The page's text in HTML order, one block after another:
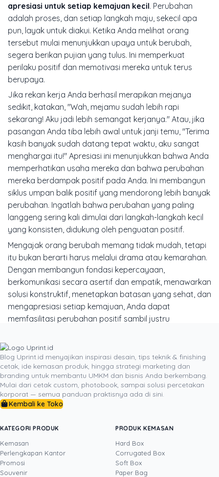
apresiasi untuk setiap kemajuan kecil. Perubahan
adalah proses, dan setiap langkah maju, sekecil apa
pun, layak untuk diakui. Ketika Anda melihat orang
tersebut mulai menunjukkan upaya untuk berubah,
segera berikan pujian yang tulus. Ini memperkuat
perilaku positif dan memotivasi mereka untuk terus
berupaya.
Jika rekan kerja Anda berhasil merapikan mejanya
sedikit, katakan, "Wah, mejamu sudah lebih rapi
sekarang! Aku jadi lebih semangat kerjanya." Atau, jika
pasangan Anda tiba lebih awal untuk janji temu, "Terima
kasih banyak sudah datang tepat waktu, aku sangat
menghargai itu!" Apresiasi ini menunjukkan bahwa Anda
memperhatikan usaha mereka dan bahwa perubahan
mereka berdampak positif pada Anda. Ini membangun
siklus umpan balik positif yang mendorong lebih banyak
perubahan. Ingatlah bahwa perubahan yang paling
langgeng sering kali dimulai dari langkah-langkah kecil
yang konsisten, didukung oleh penguatan positif.
Mengajak orang berubah memang tidak mudah, tetapi
itu bukan berarti harus melalui drama atau kemarahan.
Dengan membangun fondasi kepercayaan,
berkomunikasi secara asertif dan empatik, menawarkan
solusi konstruktif, menetapkan batasan yang sehat, dan
mengapresiasi setiap kemajuan, Anda dapat
memfasilitasi perubahan positif sambil justru
berkomunikasi yang membutuhkan kesabaran,
pengertian, dan niat baik yang tulus. Ketika kita memilih
jalan yang santai, kita tidak hanya membuka pintu bagi
perubahan orang lain, tetapi juga untuk pertumbuhan
dan kedewasaan hubungan itu sendiri. Jadi, yuk, mulai
praktikkan cara-cara ini dan saksikan bagaimana relasi
perlu marah-marah lagi!
DITULIS OLEH
Blog Uprint.id menyajikan inspirasi desain, tips teknik & finishing
cetak, ide kemasan produk, hingga strategi marketing dan
branding untuk membantu UMKM dan bisnis Anda berkembang.
Mulai dari cetak custom, photobook, sampai solusi percetakan
korporat — semua panduan praktisnya ada di sini.
Kembali ke Toko
KATEGORI PRODUK
Kemasan
Perlengkapan Kantor
Promosi
Souvenir
PRODUK KEMASAN
Hard Box
Corrugated Box
Soft Box
Paper Bag